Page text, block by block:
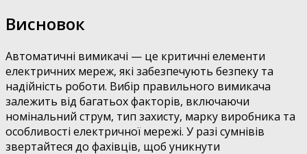
Висновок
Автоматичні вимикачі — це критичні елементи
електричних мереж, які забезпечують безпеку та
надійність роботи. Вибір правильного вимикача
залежить від багатьох факторів, включаючи
номінальний струм, тип захисту, марку виробника та
особливості електричної мережі. У разі сумнівів
звертайтеся до фахівців, щоб уникнути